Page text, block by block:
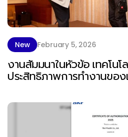
New February 5, 2026
งานสัมมนาในหัวข้อ เทคโนโ
ประสิทธิภาพการทำงานขอ